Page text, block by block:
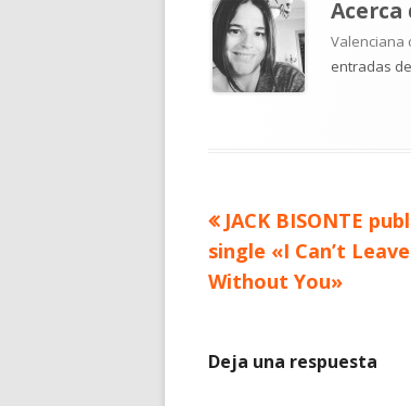
Acerca
Valenciana
entradas
Navegación
de
Artículo
anterior
JACK BISONTE
single «I Can’t
Without You»
Deja una respuesta